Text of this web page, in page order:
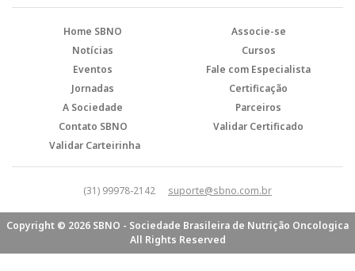
Home SBNO
Associe-se
Notícias
Cursos
Eventos
Fale com Especialista
Jornadas
Certificação
A Sociedade
Parceiros
Contato SBNO
Validar Certificado
Validar Carteirinha
(31) 99978-2142 suporte@sbno.com.br
Copyright © 2026 SBNO - Sociedade Brasileira de Nutrição Oncologica
All Rights Reserved